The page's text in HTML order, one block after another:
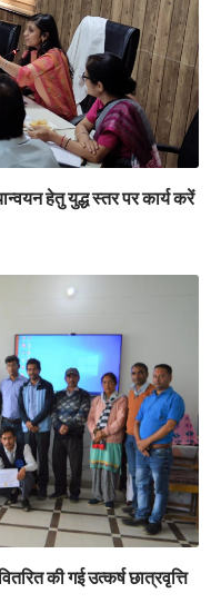
हेतु युद्ध स्तर पर कार्य करें
की गई उत्कर्ष छात्रवृत्ति